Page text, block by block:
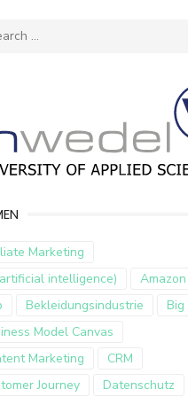
Marketing
intelligence)
Amazon
Bekleidungsindustrie
Model Canvas
Marketing
CRM
Journey
Datenschutz